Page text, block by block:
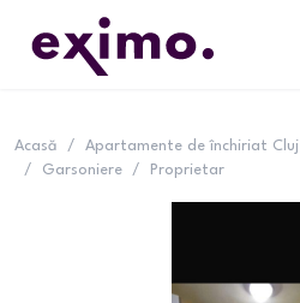
Acasă / Apartamente de închiriat Cluj
/
Garsoniere / Proprietar